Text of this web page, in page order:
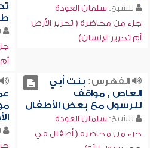
للشيخ: سلمان العودة
جزء من محاضرة ( تحرير الأرض
أم تحرير الإنسان)
الفهرس: بنت أبي
العاص , مواقف
للرسول مع بعض الأطفال
للشيخ: سلمان العودة
جزء من محاضرة ( أطفال في